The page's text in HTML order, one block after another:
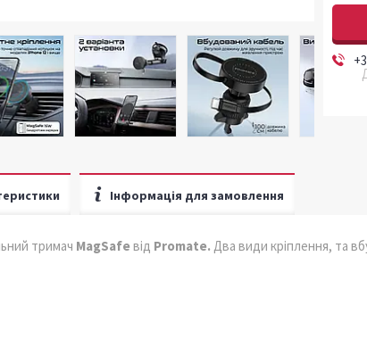
Інформація для замовлення
тримач MagSafe від Promate. Два види кріплення, та